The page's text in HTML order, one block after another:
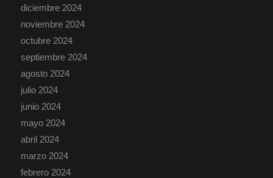
diciembre 2024
noviembre 2024
octubre 2024
septiembre 2024
agosto 2024
julio 2024
junio 2024
mayo 2024
abril 2024
marzo 2024
febrero 2024